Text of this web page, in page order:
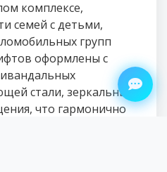
комплексе,
семей с детьми,
групп
оформлены с
стали, зеркальных
что гармонично